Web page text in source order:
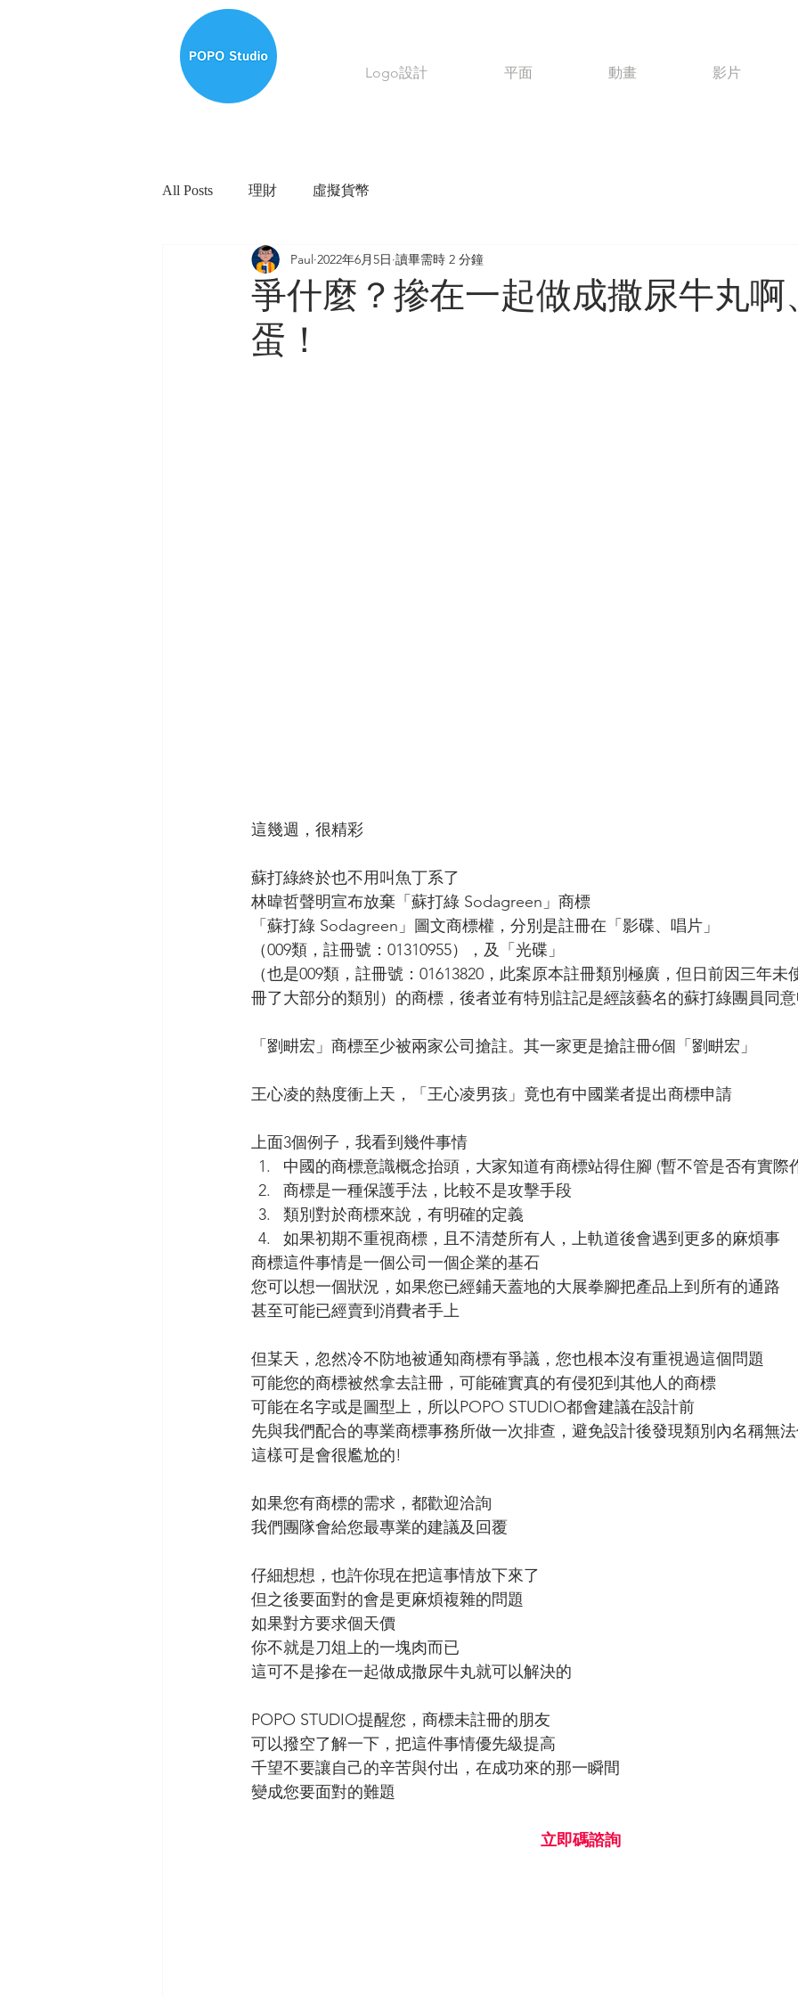
Logo設計 平面 動畫 影片
All Posts 理財 虛擬貨幣
爭什麼？摻在一起做成撒尿牛丸啊
蛋！
Paul 2022年6月5日 讀畢需時 2 分鐘
這幾週，很精彩
蘇打綠終於也不用叫魚丁系了
林暐哲聲明宣布放棄「蘇打綠 Sodagreen」商標
「蘇打綠 Sodagreen」圖文商標權，分別是註冊在「影碟、唱片」
（009類，註冊號：01310955），及「光碟」
（也是009類，註冊號：01613820，此案原本註冊類別極廣，但日前因三年未
冊了大部分的類別）的商標，後者並有特別註記是經該藝名的蘇打綠團員同
「劉畊宏」商標至少被兩家公司搶註。其一家更是搶註冊6個「劉畊宏」
王心凌的熱度衝上天，「王心凌男孩」竟也有中國業者提出商標申請
上面3個例子，我看到幾件事情
中國的商標意識概念抬頭，大家知道有商標站得住腳 (暫不管是否有實際
商標是一種保護手法，比較不是攻擊手段
類別對於商標來說，有明確的定義
如果初期不重視商標，且不清楚所有人，上軌道後會遇到更多的麻煩事
商標這件事情是一個公司一個企業的基石
您可以想一個狀況，如果您已經鋪天蓋地的大展拳腳把產品上到所有的通路
甚至可能已經賣到消費者手上
但某天，忽然冷不防地被通知商標有爭議，您也根本沒有重視過這個問題
可能您的商標被然拿去註冊，可能確實真的有侵犯到其他人的商標
可能在名字或是圖型上，所以POPO STUDIO都會建議在設計前
先與我們配合的專業商標事務所做一次排查，避免設計後發現類別內名稱無
這樣可是會很尷尬的!
如果您有商標的需求，都歡迎洽詢
我們團隊會給您最專業的建議及回覆
仔細想想，也許你現在把這事情放下來了
但之後要面對的會是更麻煩複雜的問題
如果對方要求個天價
你不就是刀俎上的一塊肉而已
這可不是摻在一起做成撒尿牛丸就可以解決的
POPO STUDIO提醒您，商標未註冊的朋友
可以撥空了解一下，把這件事情優先級提高
千望不要讓自己的辛苦與付出，在成功來的那一瞬間
變成您要面對的難題
立即碼諮詢